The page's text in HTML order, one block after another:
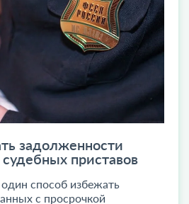
задолженности
приставов
способ избежать
с просрочкой